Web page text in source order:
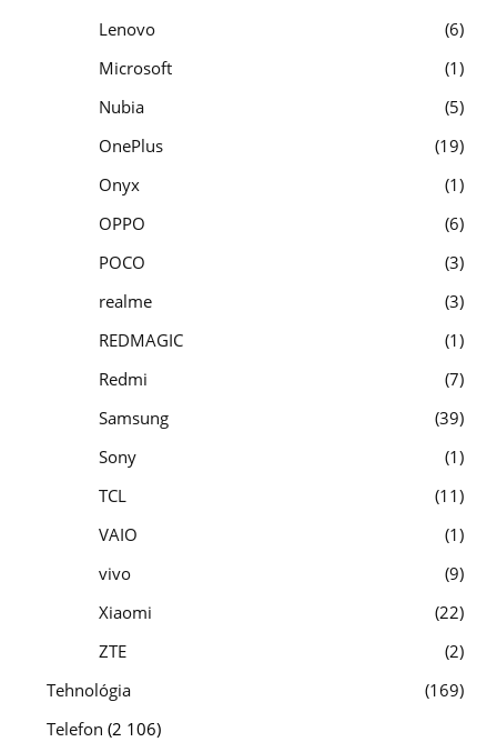
Lenovo
6
Microsoft
1
Nubia
5
OnePlus
19
Onyx
1
OPPO
6
POCO
3
realme
3
REDMAGIC
1
Redmi
7
Samsung
39
Sony
1
TCL
11
VAIO
1
vivo
9
Xiaomi
22
ZTE
2
Tehnológia
169
Telefon (2 106)